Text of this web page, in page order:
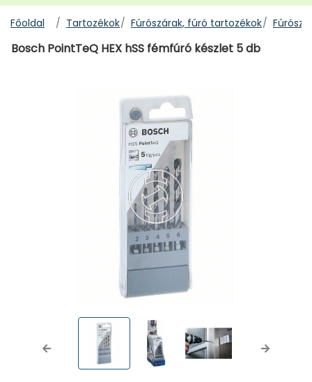
Főoldal Tartozékok Fúrószárak, fúró tartozékok
Bosch PointTeQ HEX hSS fémfúró készlet 5 db
Previous Next